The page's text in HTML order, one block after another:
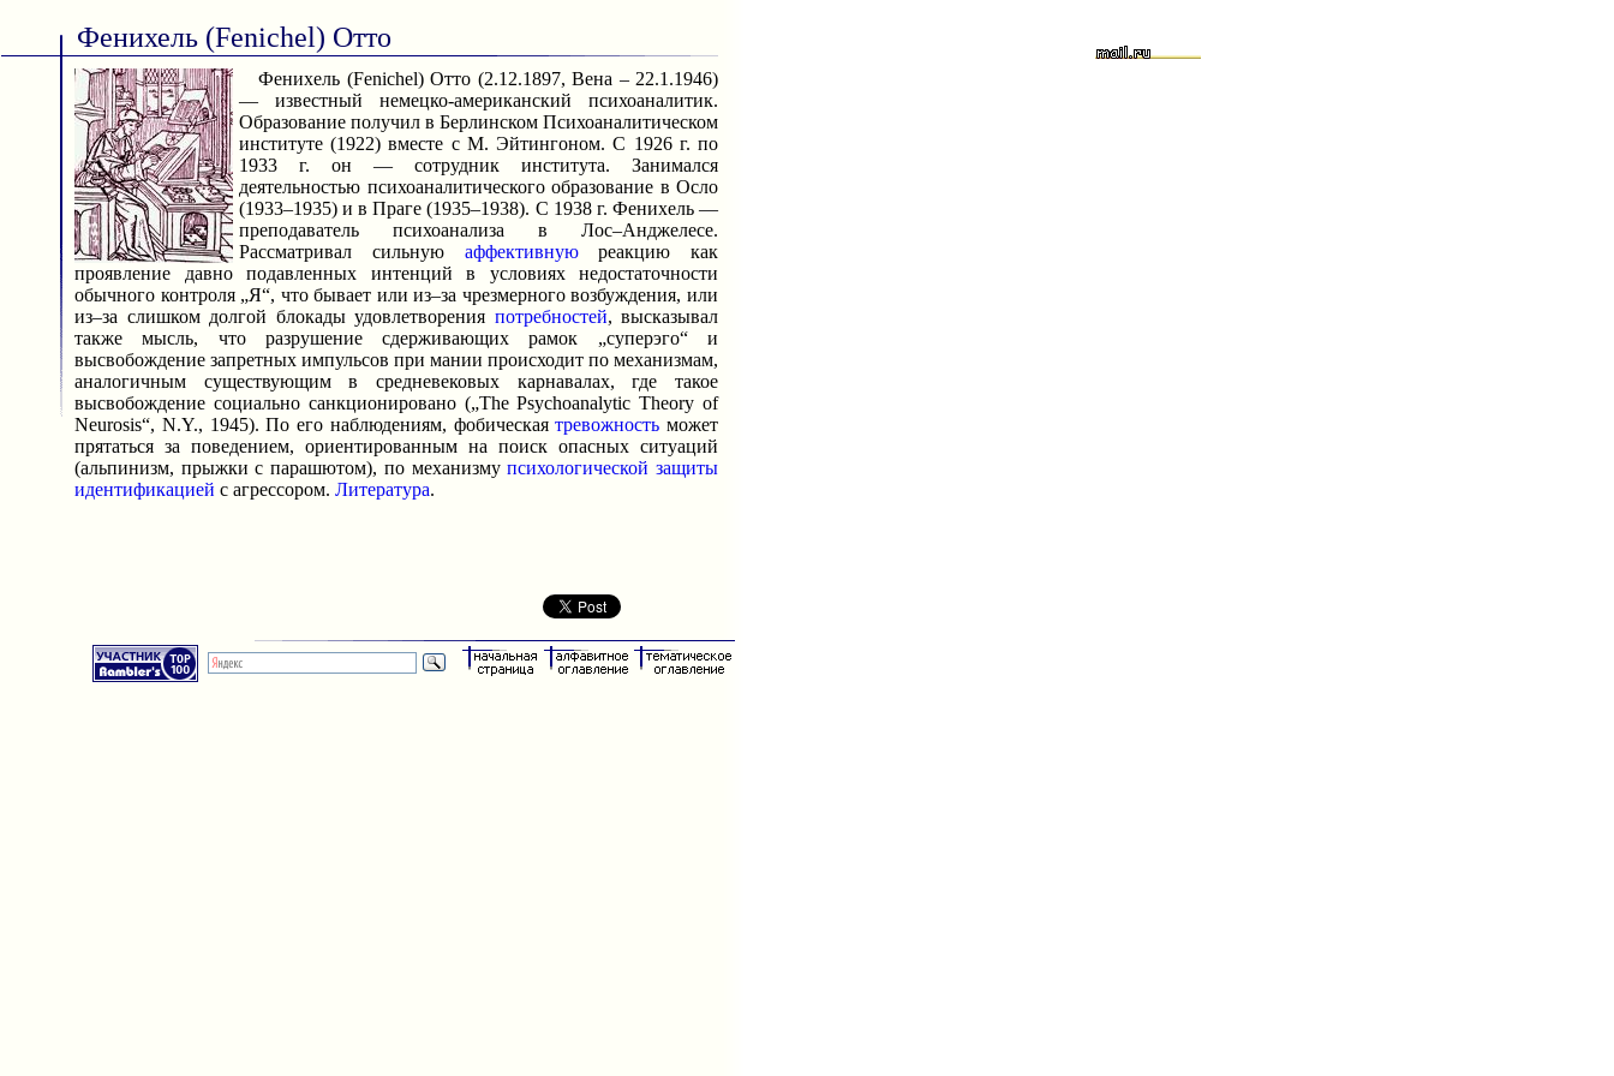
Фенихель (Fenichel) Отто
Фенихель (Fenichel) Отто (2.12.1897, Вена – 22.1.1946)
— известный немецко-американский психоаналитик.
Образование получил в Берлинском Психоаналитическом
институте (1922) вместе с М. Эйтингоном. С 1926 г. по
1933 г. он — сотрудник института. Занимался
деятельностью психоаналитического образование в Осло
(1933–1935) и в Праге (1935–1938). С 1938 г. Фенихель —
преподаватель психоанализа в Лос–Анджелесе.
Рассматривал сильную аффективнуюреакцию как
проявление давно подавленных интенций в условиях недостаточности
обычного контроля „Я“, что бывает или из–за чрезмерного возбуждения, или
из–за слишком долгой блокады удовлетворения потребностей, высказывал
также мысль, что разрушение сдерживающих рамок „суперэго“ и
высвобождение запретных импульсов при мании происходит по механизмам,
аналогичным существующим в средневековых карнавалах, где такое
высвобождение социально санкционировано („The Psychoanalytic Theory of
Neurosis“, N.Y., 1945). По его наблюдениям, фобическаятревожность может
прятаться за поведением, ориентированным на поиск опасных ситуаций
(альпинизм, прыжки с парашютом), по механизмупсихологической защиты
идентификацией с агрессором. Литература.